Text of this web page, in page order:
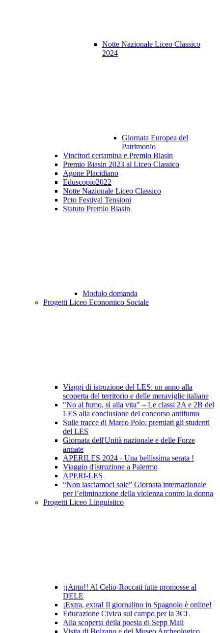
Notte Nazionale Liceo Classico
2024
Giornata Europea del
Patrimonio
Vincitori certamina e Premio Biasin
Premio Biasin 2023 al Liceo Classico
Agone Placidiano
Eduscopio2022
Notte Nazionale Liceo Classico
Pcto Festival Tensioni
Statuto Premio Biasin
Modulo domanda
Progetti Liceo Economico Sociale
Viaggi di istruzione del LES: un anno alla
scoperta del territorio e delle meraviglie italiane
"No al fumo, sì alla vita" – Le classi 2A e 2B del
LES alla conclusione del concorso antifumo
Sulle tracce di Marco Polo: premiati gli studenti
del LES
Giornata dell'Unità nazionale e delle Forze
armate
APERILES 2024 - Una bellissima serata !
Viaggio d'istruzione a Palermo
APERI-LES
“Non lasciamoci sole” Giornata internazionale
per l’eliminazione della violenza contro la donna
Progetti Liceo Linguistico
¡¡Apto!! Al Celio-Roccati tutte promosse al
DELE
¡Extra, extra! Il giornalino in Spagnolo è online!
Educazione Civica sul campo per la 3CL
Alla scoperta della poesia di Sepp Mall